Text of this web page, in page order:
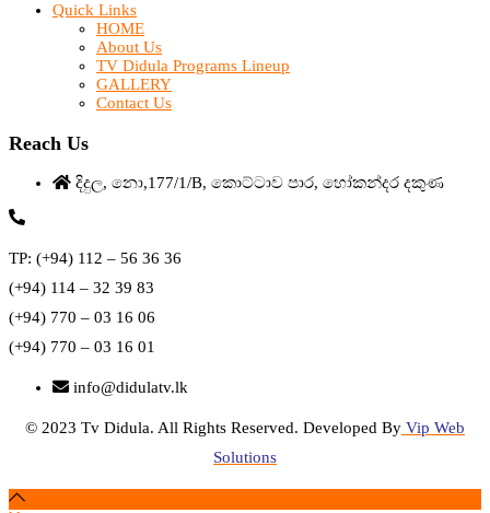
Quick Links
HOME
About Us
TV Didula Programs Lineup
GALLERY
Contact Us
Reach Us
දිදුල, නො,177/1/B, කොට්ටාව පාර, හෝකන්දර දකුණ
TP: (+94) 112 – 56 36 36
(+94) 114 – 32 39 83
(+94) 770 – 03 16 06
(+94) 770 – 03 16 01
info@didulatv.lk
© 2023 Tv Didula. All Rights Reserved. Developed By Vip Web
Solutions